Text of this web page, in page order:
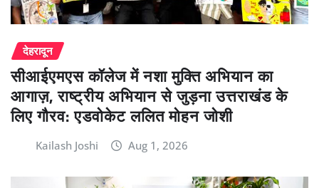
देहरादून
सीआईएमएस कॉलेज में नशा मुक्ति अभियान का
आगाज़, राष्ट्रीय अभियान से जुड़ना उत्तराखंड के
लिए गौरव: एडवोकेट ललित मोहन जोशी
Kailash Joshi Aug 1, 2026